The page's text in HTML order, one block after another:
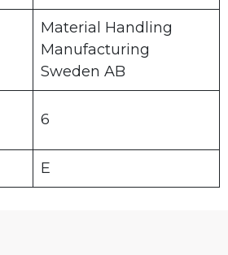
Material Handling
Manufacturing
Sweden AB
6
E